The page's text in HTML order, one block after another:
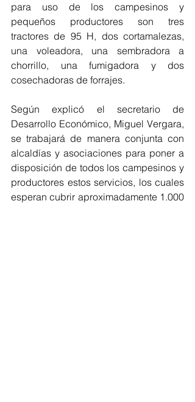
para uso de los campesinos y
pequeños productores son tres
tractores de 95 H, dos cortamalezas,
una voleadora, una sembradora a
chorrillo, una fumigadora y dos
cosechadoras de forrajes.
Según explicó el secretario de
Desarrollo Económico, Miguel Vergara,
se trabajará de manera conjunta con
alcaldías y asociaciones para poner a
disposición de todos los campesinos y
productores estos servicios, los cuales
esperan cubrir aproximadamente 1.000